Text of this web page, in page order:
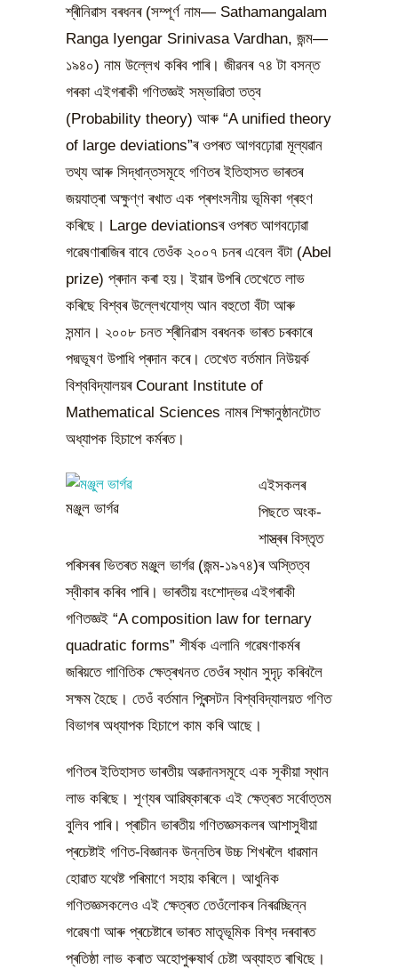
শ্ৰীনিৱাস বৰধনৰ (সম্পূৰ্ণ নাম— Sathamangalam
Ranga Iyengar Srinivasa Vardhan, জন্ম—
১৯৪০) নাম উল্লেখ কৰিব পাৰি। জীৱনৰ ৭৪ টা বসন্ত
গৰকা এইগৰাকী গণিতজ্ঞই সম্ভাৱিতা তত্ব
(Probability theory) আৰু “A unified theory
of large deviations”ৰ ওপৰত আগবঢ়োৱা মূল্যৱান
তথ্য আৰু সিদ্ধান্তসমূহে গণিতৰ ইতিহাসত ভাৰতৰ
জয়যাত্ৰা অক্ষুণ্ণ ৰখাত এক প্ৰশংসনীয় ভূমিকা গ্ৰহণ
কৰিছে। Large deviationsৰ ওপৰত আগবঢ়োৱা
গৱেষণাৰাজিৰ বাবে তেওঁক ২০০৭ চনৰ এবেল বঁটা (Abel
prize) প্ৰদান কৰা হয়। ইয়াৰ উপৰি তেখেতে লাভ
কৰিছে বিশ্বৰ উল্লেখযোগ্য আন বহুতো বঁটা আৰু
সন্মান। ২০০৮ চনত শ্ৰীনিৱাস বৰধনক ভাৰত চৰকাৰে
পদ্মভূষণ উপাধি প্ৰদান কৰে। তেখেত বৰ্তমান নিউয়ৰ্ক
বিশ্ববিদ্যালয়ৰ Courant Institute of
Mathematical Sciences নামৰ শিক্ষানুষ্ঠানটোত
অধ্যাপক হিচাপে কৰ্মৰত।
মঞ্জুল ভাৰ্গৱ
এইসকলৰ
পিছতে অংক-
শাস্ত্ৰৰ বিস্তৃত
পৰিসৰৰ ভিতৰত মঞ্জুল ভাৰ্গৱ (জন্ম-১৯৭৪)ৰ অস্তিত্ব
স্বীকাৰ কৰিব পাৰি। ভাৰতীয় বংশোদ্ভৱ এইগৰাকী
গণিতজ্ঞই “A composition law for ternary
quadratic forms” শীৰ্ষক এলানি গৱেষণাকৰ্মৰ
জৰিয়তে গাণিতিক ক্ষেত্ৰখনত তেওঁৰ স্থান সুদৃঢ় কৰিবলৈ
সক্ষম হৈছে। তেওঁ বৰ্তমান প্ৰিন্সটন বিশ্ববিদ্যালয়ত গণিত
বিভাগৰ অধ্যাপক হিচাপে কাম কৰি আছে।
গণিতৰ ইতিহাসত ভাৰতীয় অৱদানসমূহে এক সূকীয়া স্থান
লাভ কৰিছে। শূণ্যৰ আৱিষ্কাৰকে এই ক্ষেত্ৰত সৰ্বোত্তম
বুলিব পাৰি। প্ৰাচীন ভাৰতীয় গণিতজ্ঞসকলৰ আশাসুধীয়া
প্ৰচেষ্টাই গণিত-বিজ্ঞানক উন্নতিৰ উচ্চ শিখৰলৈ ধাৱমান
হোৱাত যথেষ্ট পৰিমাণে সহায় কৰিলে। আধুনিক
গণিতজ্ঞসকলেও এই ক্ষেত্ৰত তেওঁলোকৰ নিৰৱচ্ছিন্ন
গৱেষণা আৰু প্ৰচেষ্টাৰে ভাৰত মাতৃভূমিক বিশ্ব দৰবাৰত
প্ৰতিষ্ঠা লাভ কৰাত অহোপুৰুষাৰ্থ চেষ্টা অব্যাহত ৰাখিছে।